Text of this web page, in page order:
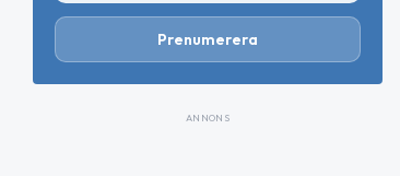
Prenumerera
ANNONS